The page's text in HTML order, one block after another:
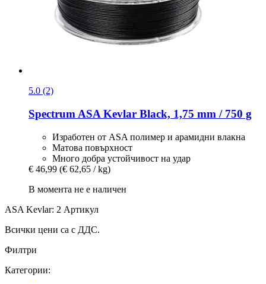
5.0 (2)
Spectrum ASA Kevlar Black, 1,75 mm / 750 g
Изработен от ASA полимер и арамидни влакна
Матова повърхност
Много добра устойчивост на удар
€ 46,99 (€ 62,65 / kg)
В момента не е наличен
ASA Kevlar: 2 Артикул
Всички цени са с ДДС.
Филтри
Категории: